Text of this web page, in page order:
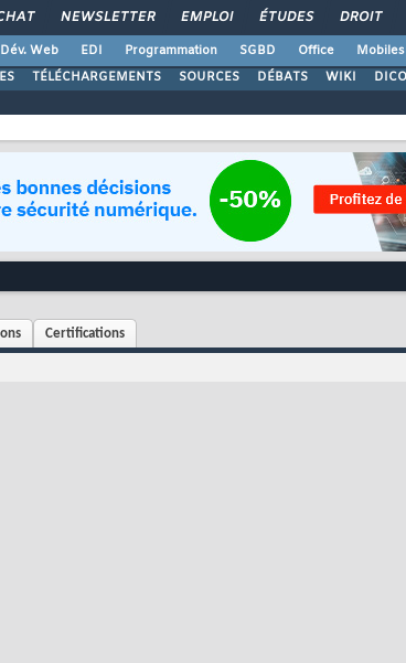
NEWSLETTER EMPLOI ÉTUDES DROIT
Dév. Web EDI Programmation SGBD Office Mobiles
TÉLÉCHARGEMENTS SOURCES DÉBATS WIKI DICO
Certifications